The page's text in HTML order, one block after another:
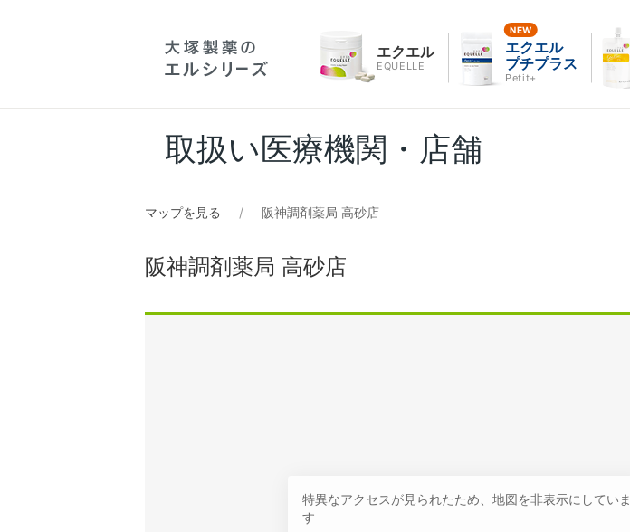
エクエル
EQUELLE
エクエル
プチプラス
Petit+
取扱い医療機関・店舗
マップを見る 阪神調剤薬局 高砂店
阪神調剤薬局 高砂店
特異なアクセスが見られたため、地図を非表示にしていま
す